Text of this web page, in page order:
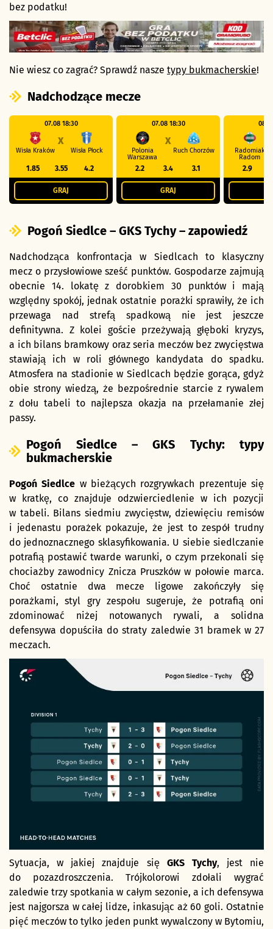
bez podatku!
Nie wiesz co zagrać? Sprawdź nasze typy bukmacherskie!
Nadchodzące mecze
07.08 18:30
Wisła Kraków
X
Wisła Płock
1.85 3.55 4.2
GRAJ
07.08 18:30
Polonia
Warszawa
X
Ruch Chorzów
2.2 3.4 3.1
GRAJ
Radomiak
Radom
2.9
Pogoń Siedlce – GKS Tychy – zapowiedź
Nadchodząca konfrontacja w Siedlcach to klasyczny
mecz o przysłowiowe sześć punktów. Gospodarze zajmują
obecnie 14. lokatę z dorobkiem 30 punktów i mają
względny spokój, jednak ostatnie porażki sprawiły, że ich
przewaga nad strefą spadkową nie jest jeszcze
definitywna. Z kolei goście przeżywają głęboki kryzys,
a ich bilans bramkowy oraz seria meczów bez zwycięstwa
stawiają ich w roli głównego kandydata do spadku.
Atmosfera na stadionie w Siedlcach będzie gorąca, gdyż
obie strony wiedzą, że bezpośrednie starcie z rywalem
z dołu tabeli to najlepsza okazja na przełamanie złej
passy.
Pogoń Siedlce – GKS Tychy: typy
bukmacherskie
Pogoń Siedlce w bieżących rozgrywkach prezentuje się
w kratkę, co znajduje odzwierciedlenie w ich pozycji
w tabeli. Bilans siedmiu zwycięstw, dziewięciu remisów
i jedenastu porażek pokazuje, że jest to zespół trudny
do jednoznacznego sklasyfikowania. U siebie siedlczanie
potrafią postawić twarde warunki, o czym przekonali się
chociażby zawodnicy Znicza Pruszków w połowie marca.
Choć ostatnie dwa mecze ligowe zakończyły się
porażkami, styl gry zespołu sugeruje, że potrafią oni
zdominować niżej notowanych rywali, a solidna
defensywa dopuściła do straty zaledwie 31 bramek w 27
meczach.
Sytuacja, w jakiej znajduje się GKS Tychy, jest nie
do pozazdroszczenia. Trójkolorowi zdołali wygrać
zaledwie trzy spotkania w całym sezonie, a ich defensywa
jest najgorsza w całej lidze, inkasując aż 60 goli. Ostatnie
pięć meczów to tylko jeden punkt wywalczony w Bytomiu,